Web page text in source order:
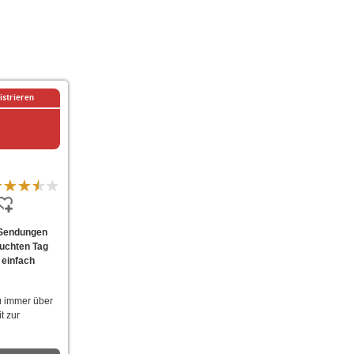
Tag
einfach
immer über
zur